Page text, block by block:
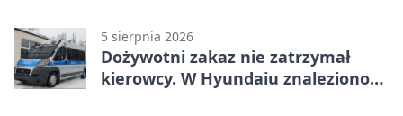
5 sierpnia 2026
Dożywotni zakaz nie zatrzymał
kierowcy. W Hyundaiu znaleziono